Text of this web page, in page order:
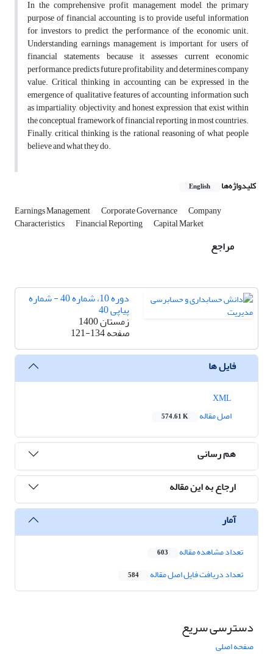
In the comprehensive profit management model, the primary
purpose of financial accounting is to provide useful information
for investors to predict the performance of the economic unit.
Understanding earnings management is important for users of
financial statements because it assesses current economic
performance, predicts future profitability, and determines company
value. Critical thinking in accounting can be expressed in the
emergence of qualitative features of accounting information such
as impartiality, objectivity, and honest expression that exist within
the conceptual framework of financial reporting in most countries.
Finally, critical thinking is the rational reasoning of what people
believe and what they do.
کلیدواژه‌ها English
Earnings Management Corporate Governance Company
Characteristics Financial Reporting Capital Market
مراجع
دوره 10، شماره 40 - شماره
پیاپی 40
زمستان 1400
صفحه121-134
فایل ها
اصل مقاله
574.61 K
هم رسانی
ارجاع به این مقاله
آمار
تعداد مشاهده مقاله 603
تعداد دریافت فایل اصل مقاله 584
دسترسی سریع
صفحه اصلی